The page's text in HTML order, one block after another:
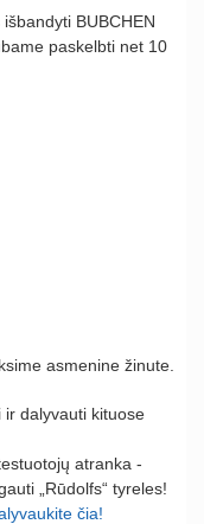
BUBCHEN
paskelbti net 10
asmenine žinute.
dalyvauti kituose
atranka -
„Rūdolfs“ tyreles!
čia!